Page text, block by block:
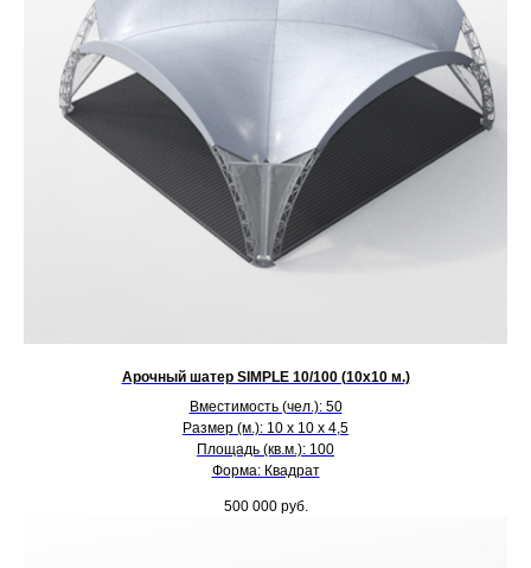
Арочный шатер SIMPLE 10/100 (10х10 м.)
Вместимость (чел.): 50
Размер (м.): 10 х 10 х 4,5
Площадь (кв.м.): 100
Форма: Квадрат
500 000 руб.